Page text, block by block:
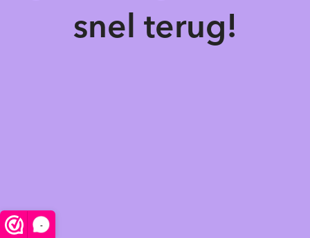
-
snel terug!